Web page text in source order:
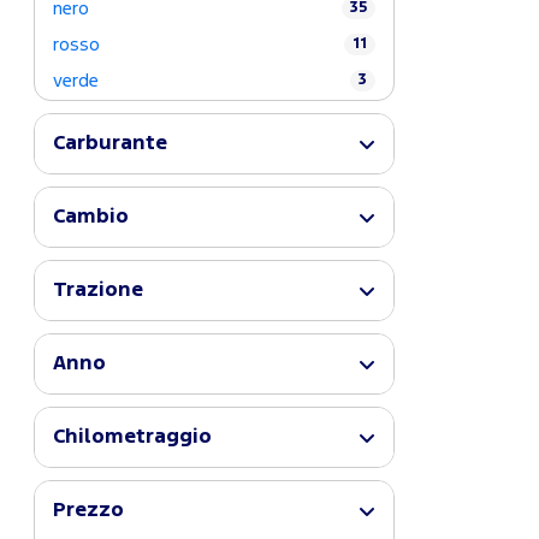
nero 35
rosso 11
verde 3
Carburante
Cambio
Trazione
Anno
Chilometraggio
Prezzo